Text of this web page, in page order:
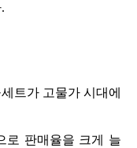
트가 고물가 시대에
로 판매율을 크게 늘